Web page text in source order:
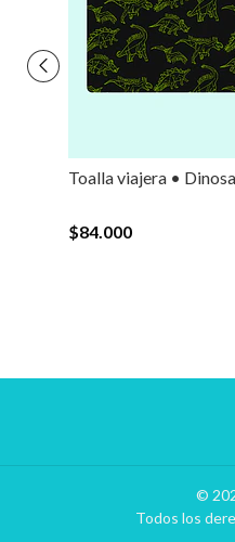
Toalla viajera •
$84.000
©
Todos los